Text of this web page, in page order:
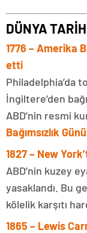
DÜNYA
1776 – Amerika
etti
Philadelphia’da
İngiltere’den
ABD’nin resmi
Bağımsızlık Günü
1827 – New
ABD’nin kuzey
yasaklandı. Bu
kölelik karşıtı
1865 – Lewis